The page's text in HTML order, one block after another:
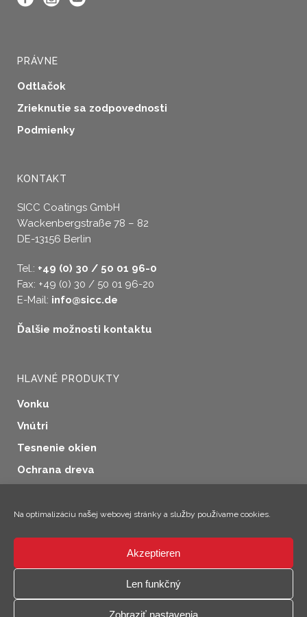
Na optimalizáciu našej webovej stránky a služby používame cookies.
Akzeptieren
Len funkčný
Zobraziť nastavenia
PRÁVNE
Odtlačok
Zrieknutie sa zodpovednosti
Podmienky
KONTAKT
SICC Coatings GmbH
Wackenbergstraße 78 – 82
DE-13156 Berlin
Tel.: +49 (0) 30 / 50 01 96-0
Fax: +49 (0) 30 / 50 01 96-20
E-Mail: info@sicc.de
Ďalšie možnosti kontaktu
HLAVNÉ PRODUKTY
Vonku
Vnútri
Tesnenie okien
Ochrana dreva
Doplnkové produkty
Ahoj! Som Climo!